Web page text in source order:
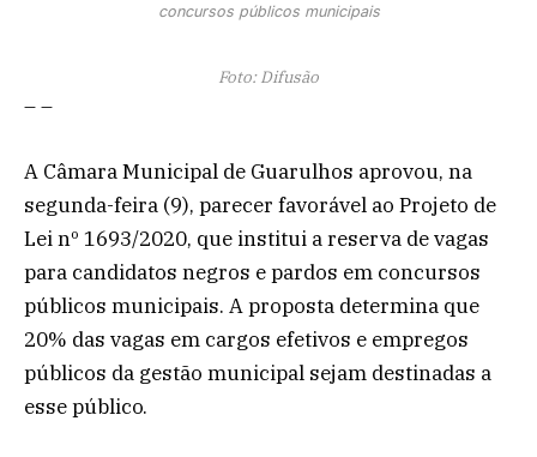
concursos públicos municipais
Foto: Difusão
– –
A Câmara Municipal de Guarulhos aprovou, na
segunda-feira (9), parecer favorável ao Projeto de
Lei nº 1693/2020, que institui a reserva de vagas
para candidatos negros e pardos em concursos
públicos municipais. A proposta determina que
20% das vagas em cargos efetivos e empregos
públicos da gestão municipal sejam destinadas a
esse público.